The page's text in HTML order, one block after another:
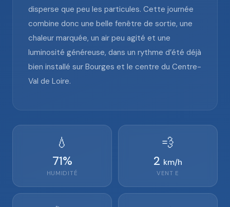
disperse que peu les particules. Cette journée
combine donc une belle fenêtre de sortie, une
chaleur marquée, un air peu agité et une
luminosité généreuse, dans un rythme d’été déjà
bien installé sur Bourges et le centre du Centre-
Val de Loire.
💧
71%
HUMIDITÉ
💨
2 km/h
VENT E